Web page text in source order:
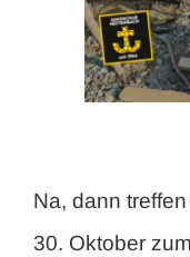
Larger
Image
Na, dann
30. Oktober